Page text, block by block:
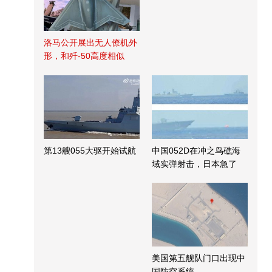
洛马公开展出无人僚机外
形，和歼-50高度相似
第13艘055大驱开始试航
中国052D在冲之鸟礁海
域实弹射击，日本急了
美国第五舰队门口出现中